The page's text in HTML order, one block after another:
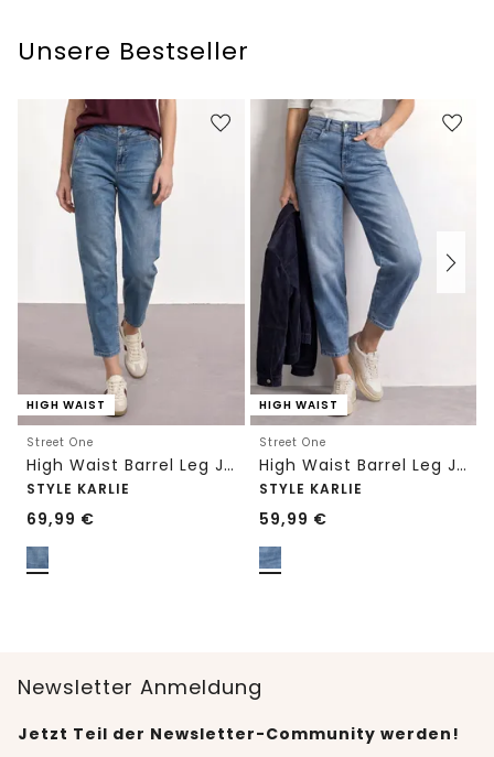
Unsere Bestseller
HIGH WAIST
Street One
High Waist Barrel Leg Jeans im Loose Fit
STYLE KARLIE
69,99 €
HIGH WAIST
Street One
High Waist Barrel Leg Jeans im Loose Fit
STYLE KARLIE
59,99 €
Newsletter Anmeldung
Jetzt Teil der Newsletter-Community werden!